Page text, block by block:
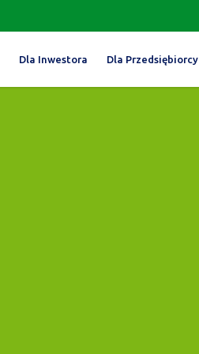
Dla Inwestora Dla Przedsiębiorcy